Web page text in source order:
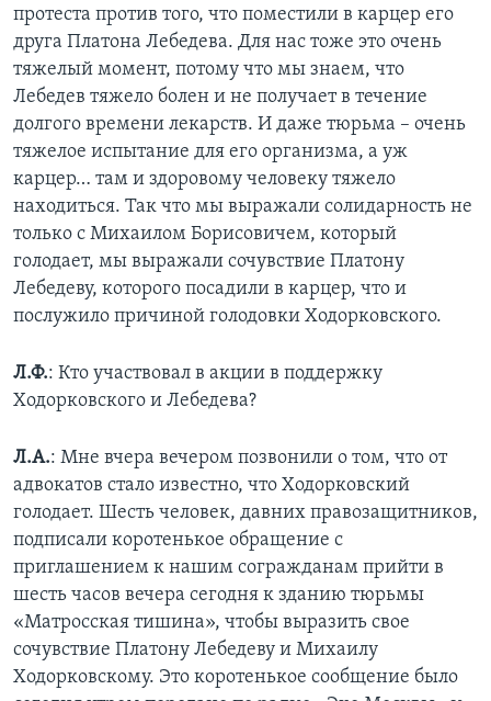
протеста против того, что поместили в карцер его
друга Платона Лебедева. Для нас тоже это очень
тяжелый момент, потому что мы знаем, что
Лебедев тяжело болен и не получает в течение
долгого времени лекарств. И даже тюрьма – очень
тяжелое испытание для его организма, а уж
карцер… там и здоровому человеку тяжело
находиться. Так что мы выражали солидарность не
только с Михаилом Борисовичем, который
голодает, мы выражали сочувствие Платону
Лебедеву, которого посадили в карцер, что и
послужило причиной голодовки Ходорковского.
Л.Ф.: Кто участвовал в акции в поддержку
Ходорковского и Лебедева?
Л.А.: Мне вчера вечером позвонили о том, что от
адвокатов стало известно, что Ходорковский
голодает. Шесть человек, давних правозащитников,
подписали коротенькое обращение с
приглашением к нашим согражданам прийти в
шесть часов вечера сегодня к зданию тюрьмы
«Матросская тишина», чтобы выразить свое
сочувствие Платону Лебедеву и Михаилу
Ходорковскому. Это коротенькое сообщение было